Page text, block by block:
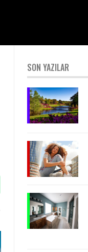
SON YAZILAR